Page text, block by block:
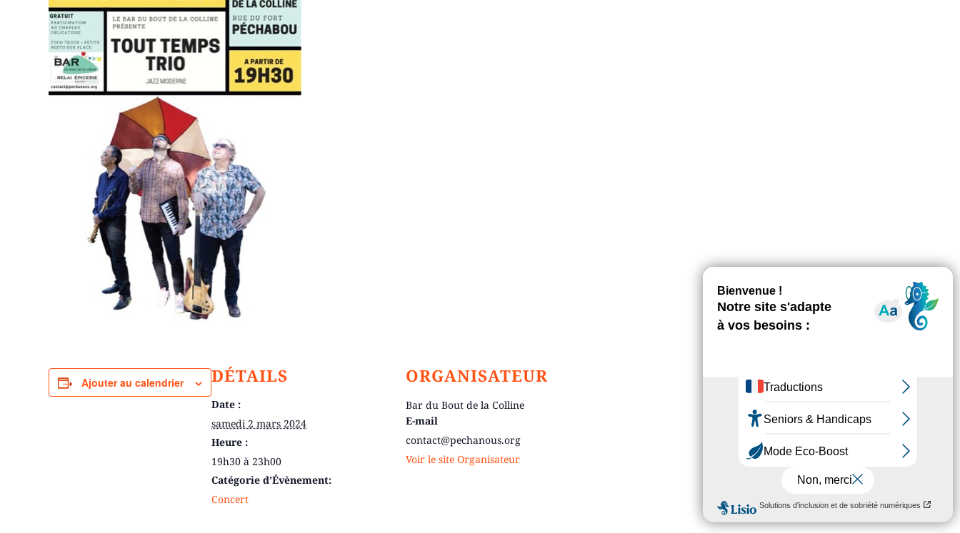
Ajouter au calendrier DÉTAILS
Date :
samedi 2 mars 2024
Heure :
19h30 à 23h00
Catégorie d’Évènement:
Concert
ORGANISATEUR
Bar du Bout de la Colline
E-mail
contact@pechanous.org
Voir le site Organisateur